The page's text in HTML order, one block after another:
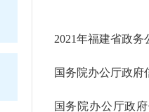
2021年福建省政务
国务院办公厅政府
国务院办公厅政